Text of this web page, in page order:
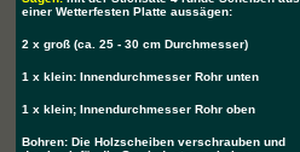
einer Wetterfesten Platte aussägen:
2 x groß (ca. 25 - 30 cm Durchmesser)
1 x klein: Innendurchmesser Rohr unten
1 x klein; Innendurchmesser Rohr oben
Bohren: Die Holzscheiben verschrauben und